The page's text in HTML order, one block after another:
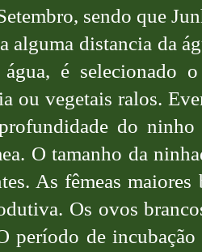
sendo que
alguma distancia da
é selecionado
ou vegetais ralos.
do
O tamanho da
As fêmeas
Os ovos
período de